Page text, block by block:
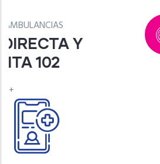
CENTRO NACIONAL DE
LÍNEA
+